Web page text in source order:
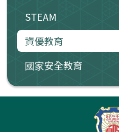
STEAM
資優教育
國家安全教育